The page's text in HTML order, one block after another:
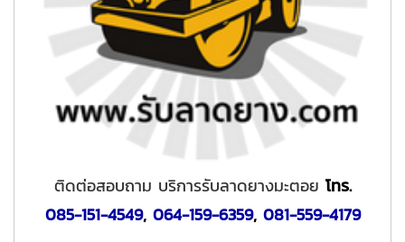
ติดต่อสอบถาม บริการรับลาดยางมะตอย โทร.
085-151-4549, 064-159-6359, 081-559-4179